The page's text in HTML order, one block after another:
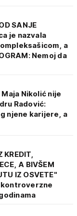
SANJE
je nazvala
a
Nemoj da
Maja Nikolić nije
Radović:
njene karijere, a
KREDIT,
A BIVŠEM
IZ OSVETE"